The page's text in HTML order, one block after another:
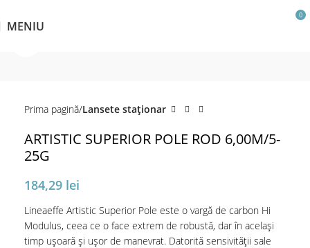
MENIU
0
Prima pagină Lansete staţionar
ARTISTIC SUPERIOR POLE ROD 6,00M/5-
25G
184,29 lei
Lineaeffe Artistic Superior Pole este o vargă de carbon Hi
Modulus, ceea ce o face extrem de robustă, dar în același
timp ușoară și ușor de manevrat. Datorită sensivității sale